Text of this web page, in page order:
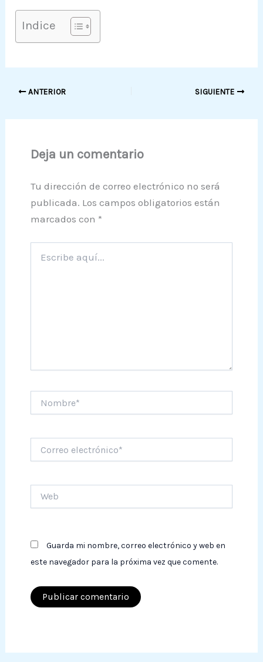
Indice
ANTERIOR SIGUIENTE
Deja un comentario
Tu dirección de correo electrónico no será
publicada. Los campos obligatorios están
marcados con *
aquí...
electrónico*
Guarda mi nombre, correo electrónico y web en
este navegador para la próxima vez que comente.